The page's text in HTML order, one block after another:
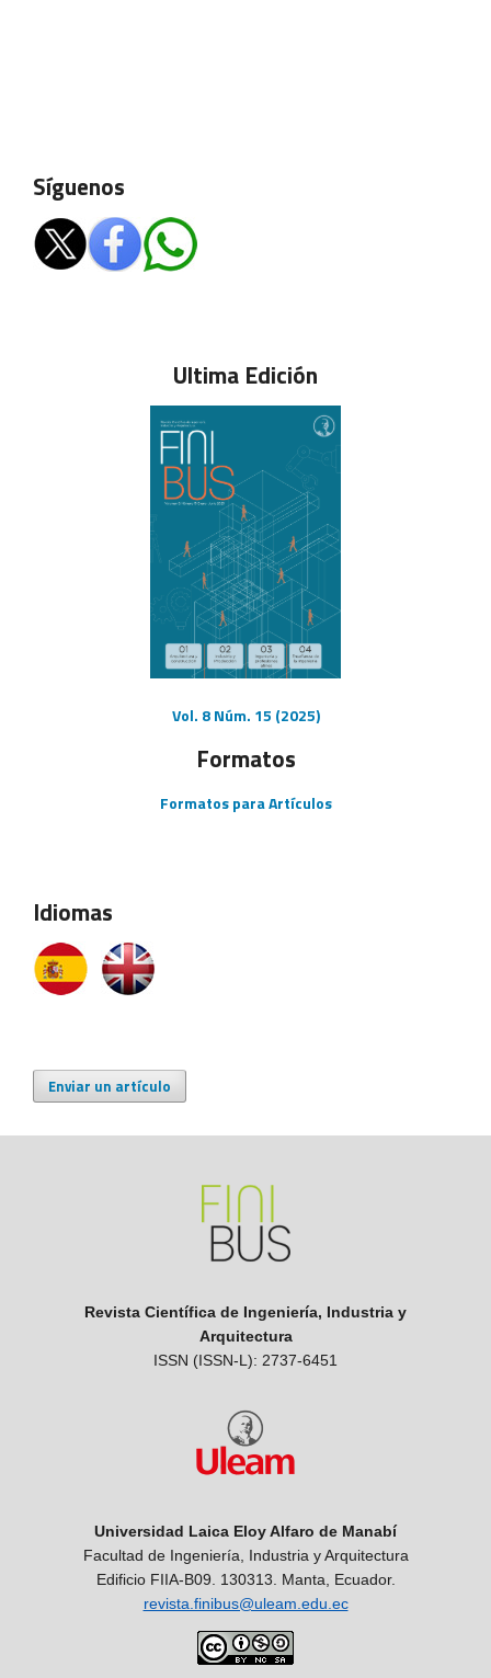
Síguenos
Ultima Edición
Vol. 8 Núm. 15 (2025)
Formatos
Formatos para Artículos
Idiomas
Enviar un artículo
Revista Científica de Ingeniería, Industria y
Arquitectura
ISSN (ISSN-L): 2737-6451
Universidad Laica Eloy Alfaro de Manabí
Facultad de Ingeniería, Industria y Arquitectura
Edificio FIIA-B09. 130313. Manta, Ecuador.
revista.finibus@uleam.edu.ec